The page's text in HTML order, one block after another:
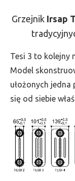
Grzejnik Irsap
Tesi 3 to kolejny
Model
ułożonych jedna
się od siebie